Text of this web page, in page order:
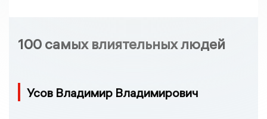
100 самых влиятельных людей
Усов Владимир Владимирович